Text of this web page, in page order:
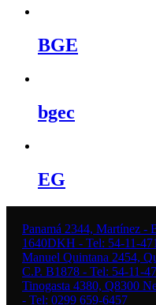
BGE
bgec
EG
Panamá 2344, Martínez -
1640DKH - Tel: 54-11-
Manuel Quintana 2454,
C.P. B1878 - Tel: 54-11-
Tinogasta 4380, Q8300
- Tel: 0299 659-6457